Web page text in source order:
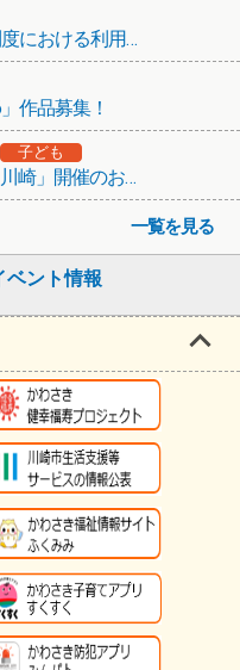
ケア」 介護保険最新情報1532「介護保険制度における利用者負担等の事務処理の取扱いについて」の一部改正について
」作品募集！
子ども
「福祉と保育のお仕事就職相談会 in 川崎」開催のお知らせ
一覧を見る
ベント情報